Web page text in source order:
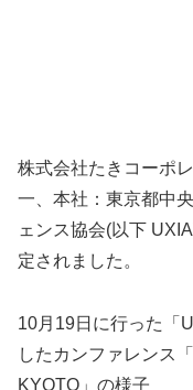
株式会社たきコーポ
一、本社：東京都中
ェンス協会(以下
定されました。
10月19日に行った「
したカンファレンス
KYOTO」の様子